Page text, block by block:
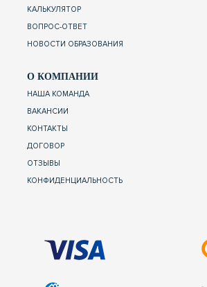
КАЛЬКУЛЯТОР
ВОПРОС-ОТВЕТ
НОВОСТИ ОБРАЗОВАНИЯ
О КОМПАНИИ
НАША КОМАНДА
ВАКАНСИИ
КОНТАКТЫ
ДОГОВОР
ОТЗЫВЫ
КОНФИДЕНЦИАЛЬНОСТЬ